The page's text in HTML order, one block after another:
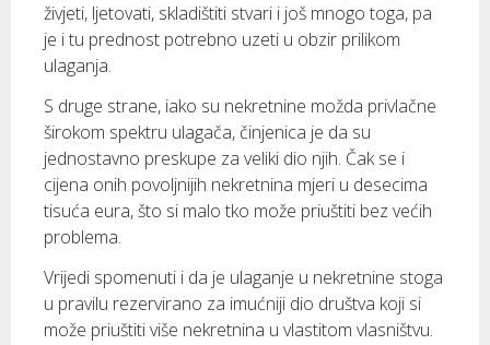
živjeti, ljetovati, skladištiti stvari i još mnogo toga, pa
je i tu prednost potrebno uzeti u obzir prilikom
ulaganja.
S druge strane, iako su nekretnine možda privlačne
širokom spektru ulagača, činjenica je da su
jednostavno preskupe za veliki dio njih. Čak se i
cijena onih povoljnijih nekretnina mjeri u desecima
tisuća eura, što si malo tko može priuštiti bez većih
problema.
Vrijedi spomenuti i da je ulaganje u nekretnine stoga
u pravilu rezervirano za imućniji dio društva koji si
može priuštiti više nekretnina u vlastitom vlasništvu.